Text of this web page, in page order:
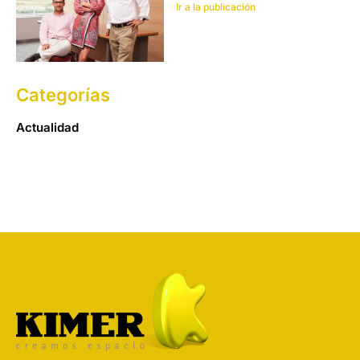
Ir a la publicación
Categorías
Actualidad